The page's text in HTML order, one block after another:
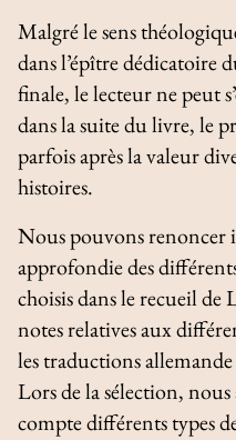
Malgré le sens
dans l’épître dédicatoire
finale, le lecteur ne peut
dans la suite du livre, le
parfois après la valeur
histoires.
Nous pouvons renoncer
approfondie des
choisis dans le recueil de
notes relatives aux
les traductions
Lors de la sélection,
compte différents types